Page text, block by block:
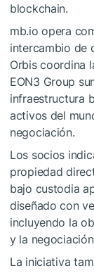
blockchain.
mb.io opera
intercambio de
Orbis coordina
EON3 Group
infraestructura
activos del
negociación.
Los socios
propiedad
bajo custodia
diseñado con
incluyendo la
y la
La iniciativa